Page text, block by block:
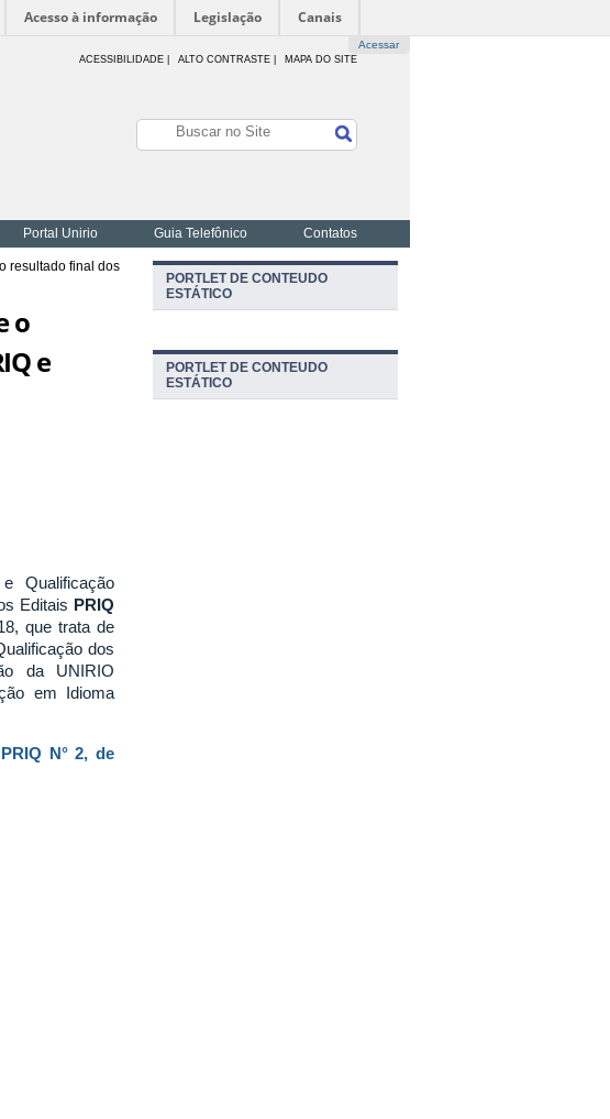
Acesso à informação Legislação Canais
Acessar
ACESSIBILIDADE ALTO CONTRASTE | MAPA DO SITE
Portal Unirio Guia Telefônico Contatos
resultado final dos
o
e
Qualificação
Editais PRIQ
que trata de
dos
da UNIRIO
em Idioma
N° 2, de
PORTLET DE CONTEUDO
ESTÁTICO
PORTLET DE CONTEUDO
ESTÁTICO